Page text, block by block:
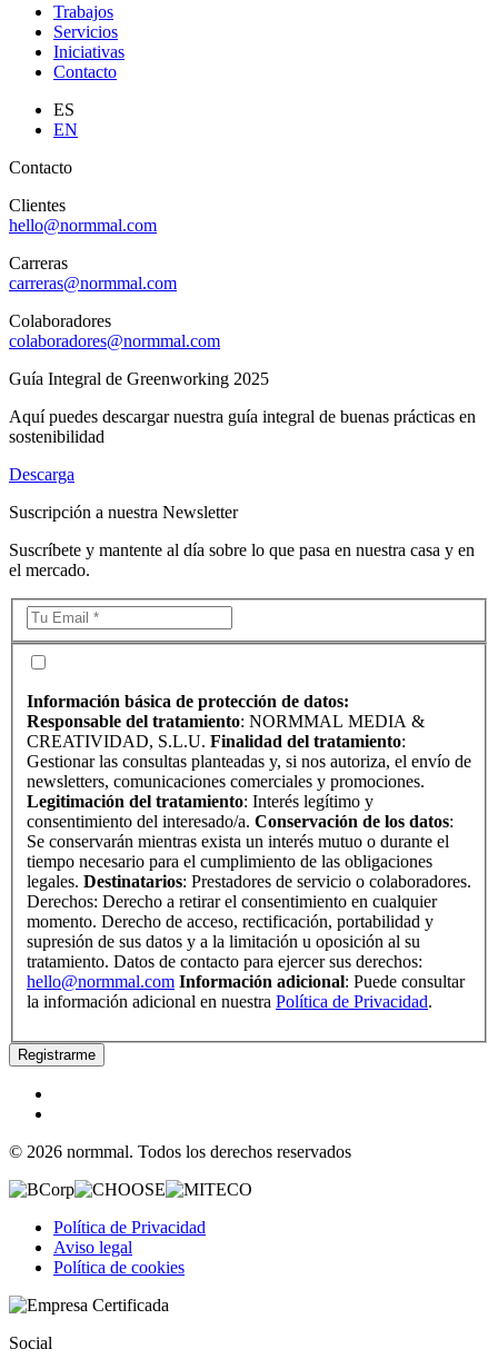
Trabajos
Servicios
Iniciativas
Contacto
ES
EN
Contacto
Clientes
hello@normmal.com
Carreras
carreras@normmal.com
Colaboradores
colaboradores@normmal.com
Guía Integral de Greenworking 2025
Aquí puedes descargar nuestra guía integral de buenas prácticas en
sostenibilidad
Descarga
Suscripción a nuestra Newsletter
Suscríbete y mantente al día sobre lo que pasa en nuestra casa y en
el mercado.
Información básica de protección de datos:
Responsable del tratamiento: NORMMAL MEDIA &
CREATIVIDAD, S.L.U. Finalidad del tratamiento:
Gestionar las consultas planteadas y, si nos autoriza, el envío de
newsletters, comunicaciones comerciales y promociones.
Legitimación del tratamiento: Interés legítimo y
consentimiento del interesado/a. Conservación de los datos:
Se conservarán mientras exista un interés mutuo o durante el
tiempo necesario para el cumplimiento de las obligaciones
legales. Destinatarios: Prestadores de servicio o colaboradores.
Derechos: Derecho a retirar el consentimiento en cualquier
momento. Derecho de acceso, rectificación, portabilidad y
supresión de sus datos y a la limitación u oposición al su
tratamiento. Datos de contacto para ejercer sus derechos:
hello@normmal.com Información adicional: Puede consultar
la información adicional en nuestra Política de Privacidad.
Registrarme
© 2026 normmal. Todos los derechos reservados
Política de Privacidad
Aviso legal
Política de cookies
Social